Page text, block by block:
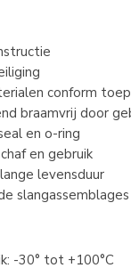
conform
braamvrij door
en o-ring
en gebruik
levensduur
-30° tot +100°C